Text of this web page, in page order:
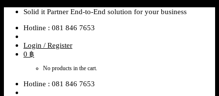
Skip
content
Solid it Partner End-to-End solution for your business
Hotline : 081 846 7653
Login / Register
0 ฿
No products in the cart.
Hotline : 081 846 7653